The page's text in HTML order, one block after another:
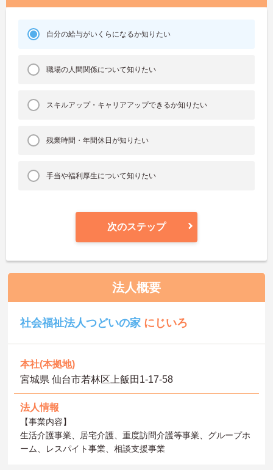
自分の給与がいくらになるか知りたい
職場の人間関係について知りたい
スキルアップ・キャリアアップできるか知りたい
残業時間・年間休日が知りたい
手当や福利厚生について知りたい
次のステップ
法人概要
社会福祉法人つどいの家 にじいろ
本社(本拠地)
宮城県 仙台市若林区上飯田1‐17‐58
法人情報
【事業内容】
生活介護事業、居宅介護、重度訪問介護等事業、グループホ
ーム、レスパイト事業、相談支援事業